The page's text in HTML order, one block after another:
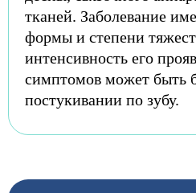
тканей. Заболевание
формы и степени
интенсивность его
симптомов может быть
постукивании по зубу.